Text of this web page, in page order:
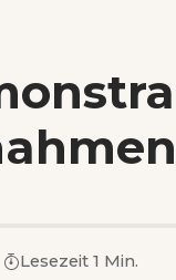
Lesezeit 1 Min.